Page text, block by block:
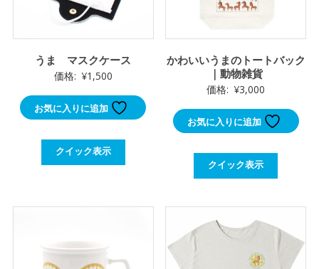
うま マスクケース
価格: ¥1,500
お気に入りに追加
クイック表示
かわいいうまのトートバック
｜動物雑貨
価格: ¥3,000
お気に入りに追加
クイック表示